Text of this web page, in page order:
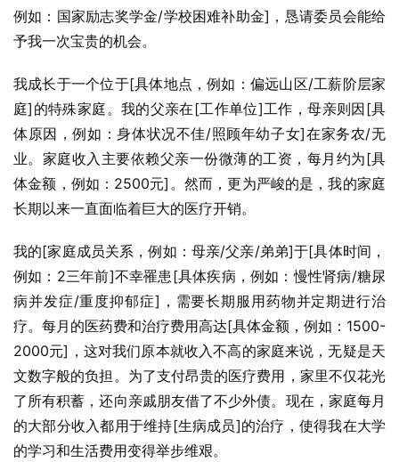
例如：国家励志奖学金/学校困难补助金]，恳请委员会能给
予我一次宝贵的机会。
我成长于一个位于[具体地点，例如：偏远山区/工薪阶层家
庭]的特殊家庭。我的父亲在[工作单位]工作，母亲则因[具
体原因，例如：身体状况不佳/照顾年幼子女]在家务农/无
业。家庭收入主要依赖父亲一份微薄的工资，每月约为[具
体金额，例如：2500元]。然而，更为严峻的是，我的家庭
长期以来一直面临着巨大的医疗开销。
我的[家庭成员关系，例如：母亲/父亲/弟弟]于[具体时间，
例如：2三年前]不幸罹患[具体疾病，例如：慢性肾病/糖尿
病并发症/重度抑郁症]，需要长期服用药物并定期进行治
疗。每月的医药费和治疗费用高达[具体金额，例如：1500-
2000元]，这对我们原本就收入不高的家庭来说，无疑是天
文数字般的负担。为了支付昂贵的医疗费用，家里不仅花光
了所有积蓄，还向亲戚朋友借了不少外债。现在，家庭每月
的大部分收入都用于维持[生病成员]的治疗，使得我在大学
的学习和生活费用变得举步维艰。